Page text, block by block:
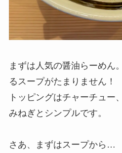
まずは人気の醤油らーめん
るスープがたまりません！
トッピングはチャーチュー
みねぎとシンプルです。
さあ、まずはスープから…